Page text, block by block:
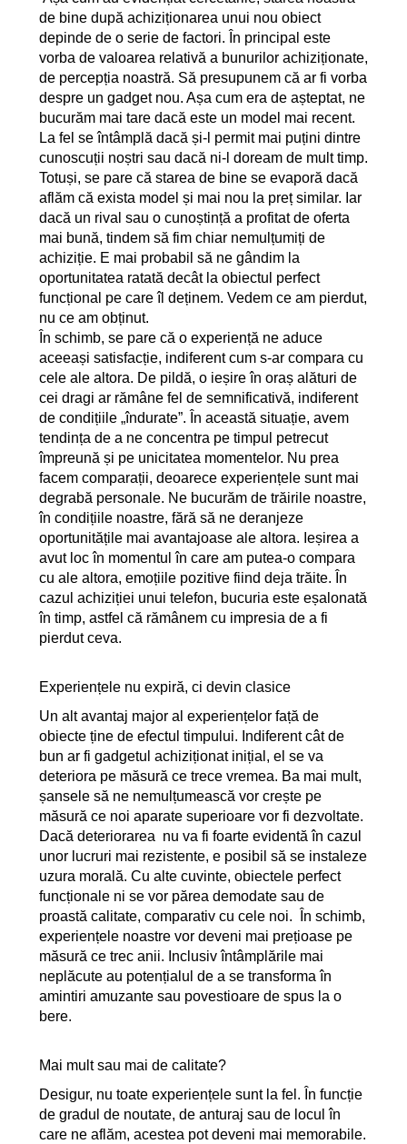
de bine după achiziționarea unui nou obiect
depinde de o serie de factori. În principal este
vorba de valoarea relativă a bunurilor achiziționate,
de percepția noastră. Să presupunem că ar fi vorba
despre un gadget nou. Așa cum era de așteptat, ne
bucurăm mai tare dacă este un model mai recent.
La fel se întâmplă dacă și-l permit mai puțini dintre
cunoscuții noștri sau dacă ni-l doream de mult timp.
Totuși, se pare că starea de bine se evaporă dacă
aflăm că exista model și mai nou la preț similar. Iar
dacă un rival sau o cunoștință a profitat de oferta
mai bună, tindem să fim chiar nemulțumiți de
achiziție. E mai probabil să ne gândim la
oportunitatea ratată decât la obiectul perfect
funcțional pe care îl deținem. Vedem ce am pierdut,
nu ce am obținut.
În schimb, se pare că o experiență ne aduce
aceeași satisfacție, indiferent cum s-ar compara cu
cele ale altora. De pildă, o ieșire în oraș alături de
cei dragi ar rămâne fel de semnificativă, indiferent
de condițiile „îndurate”. În această situație, avem
tendința de a ne concentra pe timpul petrecut
împreună și pe unicitatea momentelor. Nu prea
facem comparații, deoarece experiențele sunt mai
degrabă personale. Ne bucurăm de trăirile noastre,
în condițiile noastre, fără să ne deranjeze
oportunitățile mai avantajoase ale altora. Ieșirea a
avut loc în momentul în care am putea-o compara
cu ale altora, emoțiile pozitive fiind deja trăite. În
cazul achiziției unui telefon, bucuria este eșalonată
în timp, astfel că rămânem cu impresia de a fi
pierdut ceva.
Experiențele nu expiră, ci devin clasice
Un alt avantaj major al experiențelor față de
obiecte ține de efectul timpului. Indiferent cât de
bun ar fi gadgetul achiziționat inițial, el se va
deteriora pe măsură ce trece vremea. Ba mai mult,
șansele să ne nemulțumească vor crește pe
măsură ce noi aparate superioare vor fi dezvoltate.
Dacă deteriorarea nu va fi foarte evidentă în cazul
unor lucruri mai rezistente, e posibil să se instaleze
uzura morală. Cu alte cuvinte, obiectele perfect
funcționale ni se vor părea demodate sau de
proastă calitate, comparativ cu cele noi. În schimb,
experiențele noastre vor deveni mai prețioase pe
măsură ce trec anii. Inclusiv întâmplările mai
neplăcute au potențialul de a se transforma în
amintiri amuzante sau povestioare de spus la o
bere.
Mai mult sau mai de calitate?
Desigur, nu toate experiențele sunt la fel. În funcție
de gradul de noutate, de anturaj sau de locul în
care ne aflăm, acestea pot deveni mai memorabile.